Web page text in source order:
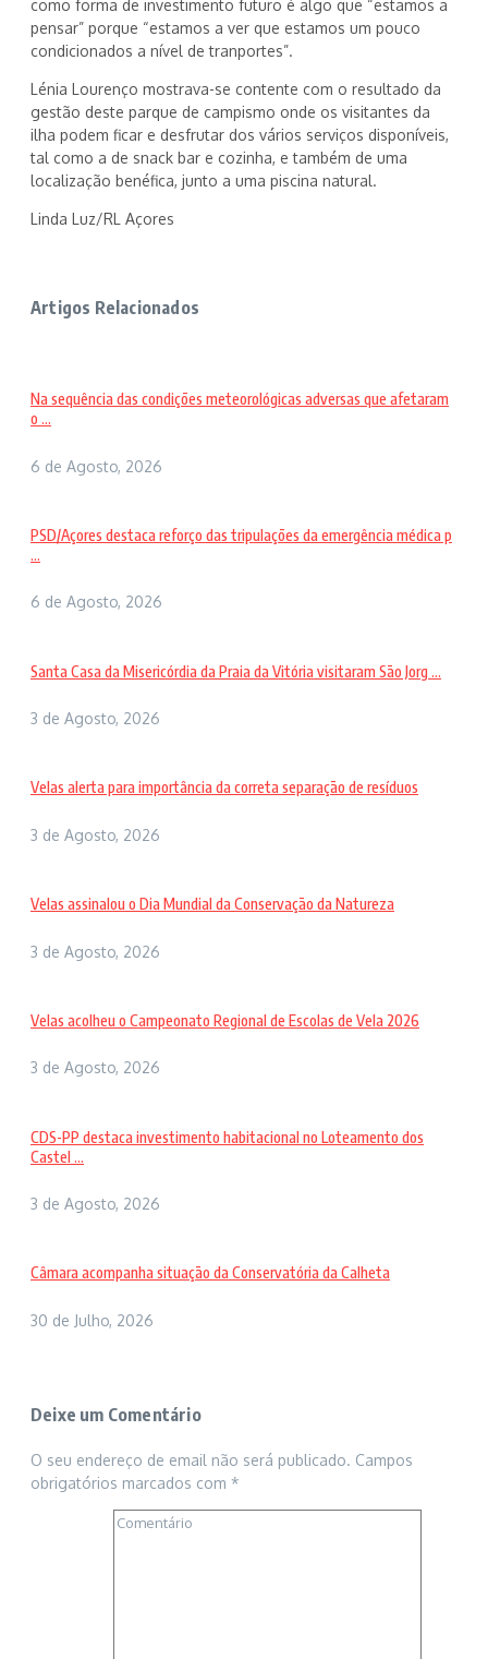
como forma de investimento futuro é algo que “estamos a
pensar” porque “estamos a ver que estamos um pouco
condicionados a nível de tranportes”.
Lénia Lourenço mostrava-se contente com o resultado da
gestão deste parque de campismo onde os visitantes da
ilha podem ficar e desfrutar dos vários serviços disponíveis,
tal como a de snack bar e cozinha, e também de uma
localização benéfica, junto a uma piscina natural.
Linda Luz/RL Açores
Artigos Relacionados
Na sequência das condições meteorológicas adversas que afetaram
o ...
6 de Agosto, 2026
PSD/Açores destaca reforço das tripulações da emergência médica p
...
6 de Agosto, 2026
Santa Casa da Misericórdia da Praia da Vitória visitaram São Jorg ...
3 de Agosto, 2026
Velas alerta para importância da correta separação de resíduos
3 de Agosto, 2026
Velas assinalou o Dia Mundial da Conservação da Natureza
3 de Agosto, 2026
Velas acolheu o Campeonato Regional de Escolas de Vela 2026
3 de Agosto, 2026
CDS-PP destaca investimento habitacional no Loteamento dos
Castel ...
3 de Agosto, 2026
Câmara acompanha situação da Conservatória da Calheta
30 de Julho, 2026
Deixe um Comentário
O seu endereço de email não será publicado. Campos
obrigatórios marcados com *